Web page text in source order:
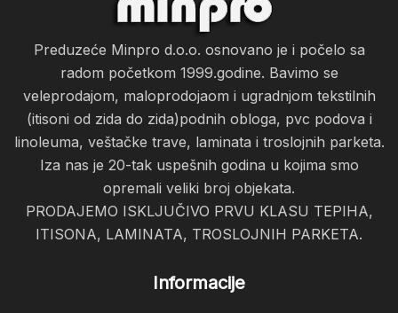
Preduzeće Minpro d.o.o. osnovano je i počelo sa
radom početkom 1999.godine. Bavimo se
veleprodajom, maloprodojaom i ugradnjom tekstilnih
(itisoni od zida do zida)podnih obloga, pvc podova i
linoleuma, veštačke trave, laminata i troslojnih parketa.
Iza nas je 20-tak uspešnih godina u kojima smo
opremali veliki broj objekata.
PRODAJEMO ISKLJUČIVO PRVU KLASU TEPIHA,
ITISONA, LAMINATA, TROSLOJNIH PARKETA.
Informacije